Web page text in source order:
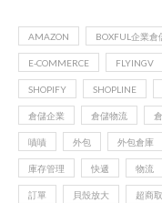
AMAZON BOXFUL企業倉
E-COMMERCE FLYINGV
SHOPIFY SHOPLINE
倉儲企業 倉儲物流
嘖嘖 外包 外包倉庫
庫存管理 快遞 物流
訂單 貝殼放大 超商